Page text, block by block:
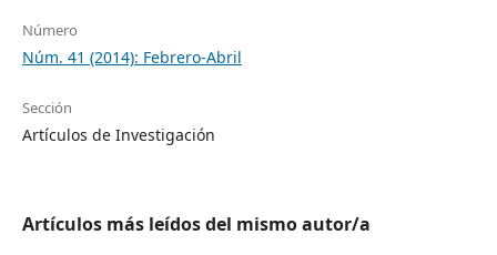
Número
Núm. 41 (2014): Febrero-Abril
Sección
Artículos de Investigación
Artículos más leídos del mismo autor/a